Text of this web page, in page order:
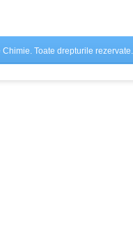
Toate drepturile